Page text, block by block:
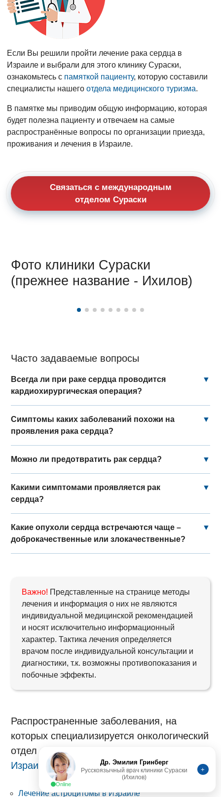
Если Вы решили пройти лечение рака сердца в
Израиле и выбрали для этого клинику Сураски,
ознакомьтесь с памяткой пациенту, которую составили
специалисты нашегоотдела медицинского туризма.
В памятке мы приводим общую информацию, которая
будет полезна пациенту и отвечаем на самые
распространённые вопросы по организации приезда,
проживания и лечения в Израиле.
Связаться с международным
отделом Сураски
Фото клиники Сураски
(прежнее название - Ихилов)
Часто задаваемые вопросы
Всегда ли при раке сердца проводится
кардиохирургическая операция?
▼
Симптомы каких заболеваний похожи на
проявления рака сердца?
▼
Можно ли предотвратить рак сердца? ▼
Какими симптомами проявляется рак
сердца?
▼
Какие опухоли сердца встречаются чаще –
доброкачественные или злокачественные?
▼
Важно! Представленные на странице методы
лечения и информация о них не являются
индивидуальной медицинской рекомендацией
и носят исключительно информационный
характер. Тактика лечения определяется
врачом после индивидуальной консультации и
диагностики, т.к. возможны противопоказания и
побочные эффекты.
Распространенные заболевания, на
которых специализируется онкологический
отдел клиники Ихилов (
Израиле ):
Лечение астроцитомы в Израиле
Online
Русскоязычный врач клиники Сураски
(Ихилов)
+